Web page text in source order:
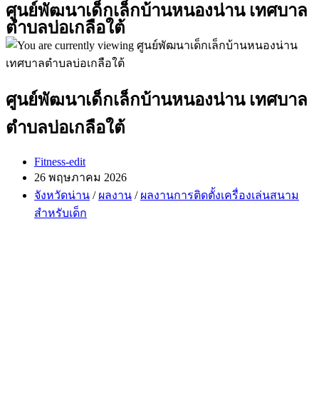
ศูนย์พัฒนาเด็กเล็กบ้านหนองน่าน เทศบาล
ตำบลบ่อเกลือใต้
ศูนย์พัฒนาเด็กเล็กบ้านหนองน่าน เทศบาล
ตำบลบ่อเกลือใต้
Post
author:
Fitness-edit
Post
published:
26 พฤษภาคม 2026
Post
category:
จังหวัดน่าน / ผลงาน / ผลงานการติดตั้งเครื่องเล่นสนาม
สำหรับเด็ก